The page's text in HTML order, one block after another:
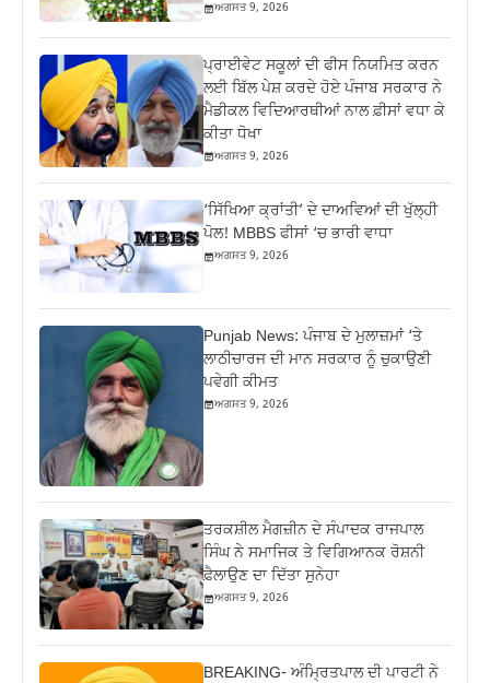
ਅਗਸਤ 9, 2026
ਪ੍ਰਾਈਵੇਟ ਸਕੂਲਾਂ ਦੀ ਫੀਸ ਨਿਯਮਿਤ ਕਰਨ
ਲਈ ਬਿੱਲ ਪੇਸ਼ ਕਰਦੇ ਹੋਏ ਪੰਜਾਬ ਸਰਕਾਰ ਨੇ
ਮੈਡੀਕਲ ਵਿਦਿਆਰਥੀਆਂ ਨਾਲ ਫ਼ੀਸਾਂ ਵਧਾ ਕੇ
ਕੀਤਾ ਧੋਖਾ
ਅਗਸਤ 9, 2026
‘ਸਿੱਖਿਆ ਕ੍ਰਾਂਤੀ’ ਦੇ ਦਾਅਵਿਆਂ ਦੀ ਖੁੱਲ੍ਹੀ
ਪੋਲ! MBBS ਫੀਸਾਂ ‘ਚ ਭਾਰੀ ਵਾਧਾ
ਅਗਸਤ 9, 2026
Punjab News: ਪੰਜਾਬ ਦੇ ਮੁਲਾਜ਼ਮਾਂ ‘ਤੇ
ਲਾਠੀਚਾਰਜ ਦੀ ਮਾਨ ਸਰਕਾਰ ਨੂੰ ਚੁਕਾਉਣੀ
ਪਵੇਗੀ ਕੀਮਤ
ਅਗਸਤ 9, 2026
ਤਰਕਸ਼ੀਲ ਮੈਗਜ਼ੀਨ ਦੇ ਸੰਪਾਦਕ ਰਾਜਪਾਲ
ਸਿੰਘ ਨੇ ਸਮਾਜਿਕ ਤੇ ਵਿਗਿਆਨਕ ਰੋਸ਼ਨੀ
ਫ਼ੈਲਾਉਣ ਦਾ ਦਿੱਤਾ ਸੁਨੇਹਾ
ਅਗਸਤ 9, 2026
BREAKING- ਅੰਮ੍ਰਿਤਪਾਲ ਦੀ ਪਾਰਟੀ ਨੇ